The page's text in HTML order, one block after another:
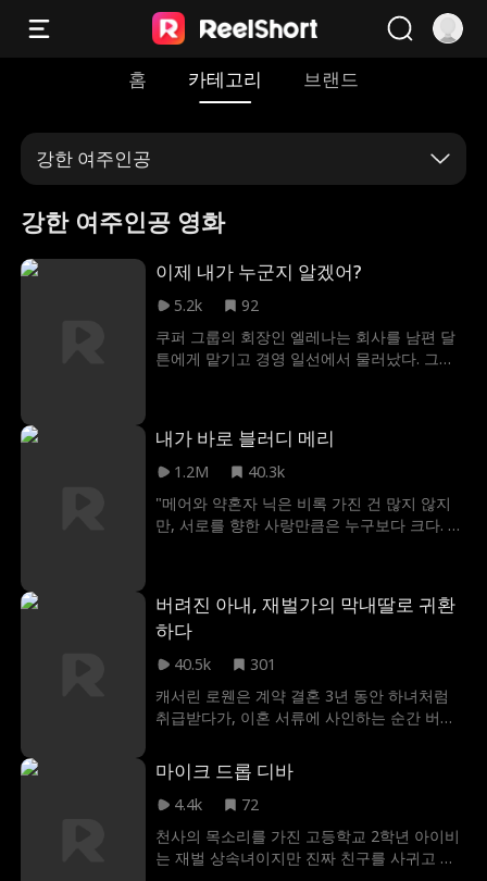
홈 카테고리 브랜드
강한 여주인공
강한 여주인공 영화
이제 내가 누군지 알겠어?
5.2k
92
쿠퍼 그룹의 회장인 엘레나는 회사를 남편 달
튼에게 맡기고 경영 일선에서 물러났다. 그러
은 할망구일 것이라 추측하기에 이르렀다. 그
중에서도 달튼의 비서 플로라는 달튼을 유혹
엘레나의 애정 행각을 목격한 플로라는 엘레
나를 달튼의 정부라 오해했고, 그녀의 임신 사
격적인 방해 공작을 시작하는데...
내가 바로 블러디 메리
1.2M
40.3k
"메어와 약혼자 닉은 비록 가진 건 많지 않지
만, 서로를 향한 사랑만큼은 누구보다 크다. 가
의 어머니가 뜻밖에 나타나 메어를 다정하게
맞이하고, 부유하고도 베일에 싸인 ‘손우드’ 가
문에 그녀를 초대한다. 심지어 결혼식을 그들
의 웅장한 저택에서 열자고 제안하기까지. 꿈
에 그리던 결혼이 현실이 되는 듯했지만— 결
혼식 당일 아침, 끔찍한 사건이 벌어지며 메어
된다. 자신이 들어선 곳은 행복한 결말이 아닌,
손우드 가문에 숨겨진 어두운 과거가 만들어
낸 악몽이라는 걸. 그리고 그 악몽은 그녀의 목
숨까지 위협할 수 있다는 걸."
버려진 아내, 재벌가의 막내딸로 귀환
하다
40.5k
301
캐서린 로웬은 계약 결혼 3년 동안 하녀처럼
취급받다가, 이혼 서류에 사인하는 순간 버려
모욕과 위협을 당하며 인생의 가장 밑바닥에
내동댕이쳐진 순간, 캐서린의 눈앞에 헬기 한
대가 착륙한다. 그리고 강력한 레인 가문의 도
미닉, 코너, 리암이 나타나 캐서린의 진짜 정체
를 밝히는데, 그녀는 레인 가문의 잃어버린 딸
이었던 것이다.
마이크 드롭 디바
4.4k
72
천사의 목소리를 가진 고등학교 2학년 아이비
는 재벌 상속녀이지만 진짜 친구를 사귀고 싶